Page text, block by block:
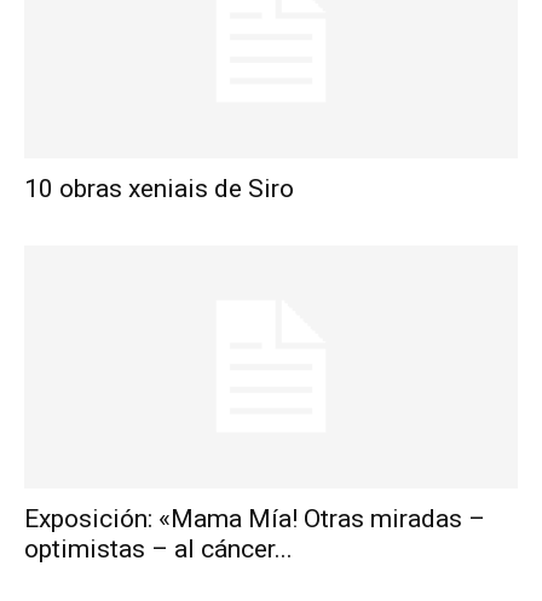
10 obras xeniais de Siro
Exposición: «Mama Mía! Otras miradas –
optimistas – al cáncer...